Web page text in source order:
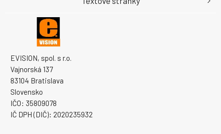
EVISION, spol. s r.o.
Vajnorská 137
83104 Bratislava
Slovensko
IČO: 35809078
IČ DPH (DIČ): 2020235932